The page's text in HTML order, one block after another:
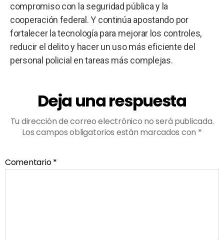
compromiso con la seguridad pública y la
cooperación federal. Y continúa apostando por
fortalecer la tecnología para mejorar los controles,
reducir el delito y hacer un uso más eficiente del
personal policial en tareas más complejas.
Deja una respuesta
Tu dirección de correo electrónico no será publicada.
Los campos obligatorios están marcados con *
Comentario*